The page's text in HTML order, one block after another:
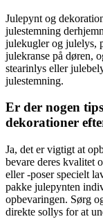
Julepynt og
julestemning
julekugler og julelys,
julekranse på døren,
stearinlys eller
julestemning.
Er der nogen
dekorationer
Ja, det er vigtigt at
bevare deres kvalitet
eller -poser specielt
pakke julepynten
opbevaringen. Sørg
direkte sollys for at